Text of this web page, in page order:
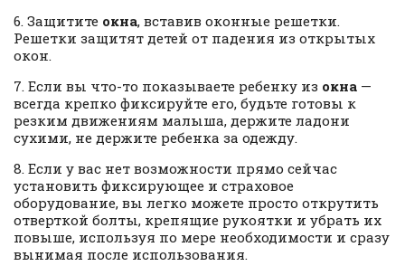
6. Защитите окна, вставив оконные решетки.
Решетки защитят детей от падения из открытых
окон.
7. Если вы что-то показываете ребенку из окна —
всегда крепко фиксируйте его, будьте готовы к
резким движениям малыша, держите ладони
сухими, не держите ребенка за одежду.
8. Если у вас нет возможности прямо сейчас
установить фиксирующее и страховое
оборудование, вы легко можете просто открутить
отверткой болты, крепящие рукоятки и убрать их
повыше, используя по мере необходимости и сразу
вынимая после использования.